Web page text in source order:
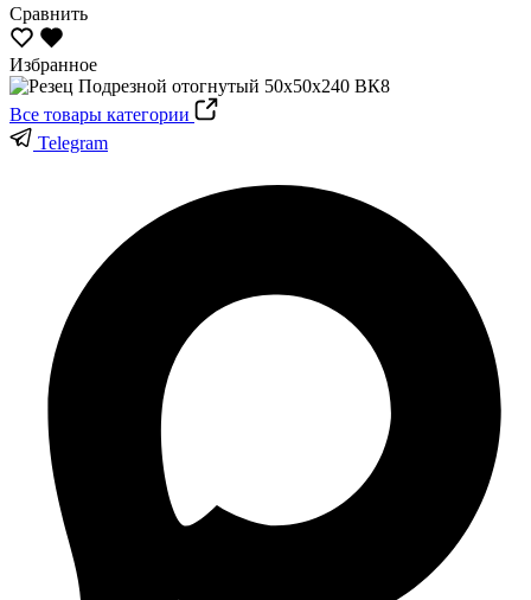
Сравнить
Избранное
Все товары категории
Telegram